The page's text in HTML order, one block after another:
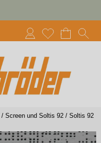
/ Screen und Soltis 92 / Soltis 92